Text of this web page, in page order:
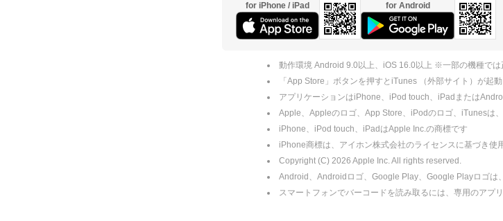
for iPhone / iPad for Android
動作環境 Android 9.0以上、iOS 16.0以上 ※一部の機種で
「App Store」ボタンを押すとiTunes （外部サイト）が起
アプリケーションはiPhone、iPod touch、iPadまたは
Apple、Appleのロゴ、App Store、iPodのロゴ、iTunesは
iPhone、iPod touch、iPadはApple Inc.の商標です
iPhone商標は、アイホン株式会社のライセンスに基づき使
Copyright (C) 2026 Apple Inc. All rights reserved.
Android、Androidロゴ、Google Play、Google Playロゴは
スマートフォンでバーコードを読み取るには、専用のアプ